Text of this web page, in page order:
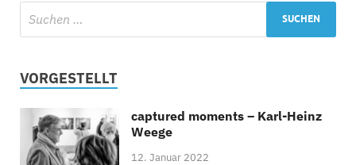
VORGESTELLT
captured moments – Karl-Heinz
Weege
12. Januar 2022